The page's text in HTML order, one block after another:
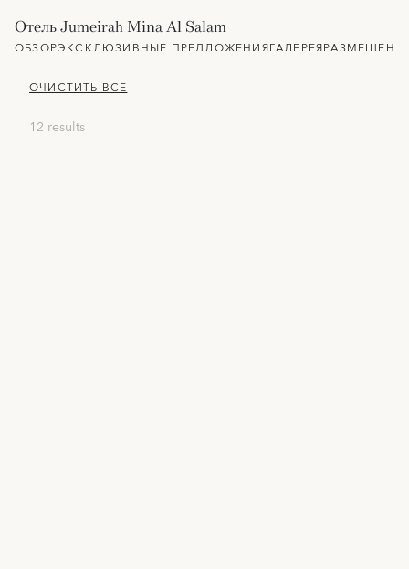
Отель Jumeirah Mina Al Salam
ОБЗОРЭКСКЛЮЗИВНЫЕ ПРЕДЛОЖЕНИЯГАЛЕРЕЯ
ОЧИСТИТЬ ВСЕ
12 results